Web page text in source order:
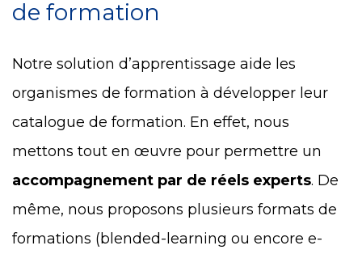
de formation
Notre solution d’apprentissage aide les
organismes de formation à développer leur
catalogue de formation. En effet, nous
mettons tout en œuvre pour permettre un
accompagnement par de réels experts. De
même, nous proposons plusieurs formats de
formations (blended-learning ou encore e-